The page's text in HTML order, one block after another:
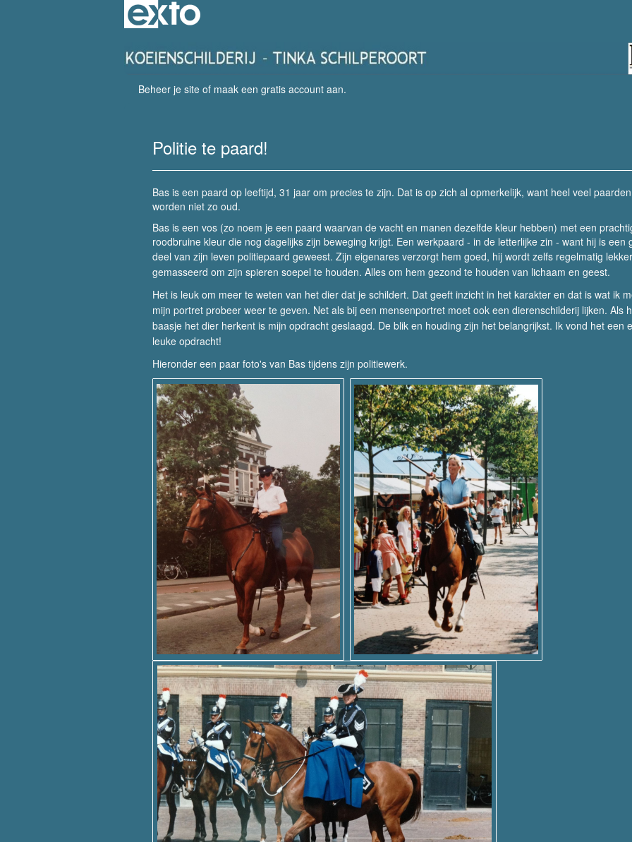
Beheer je site of maak een gratis account aan.
Politie te paard!
Bas is een paard op leeftijd, 31 jaar om precies te zijn. Dat is op zich al opmerkelijk, want heel veel paarden
worden niet zo oud.
Bas is een vos (zo noem je een paard waarvan de vacht en manen dezelfde kleur hebben) met een
roodbruine kleur die nog dagelijks zijn beweging krijgt. Een werkpaard - in de letterlijke zin - want hij is een
deel van zijn leven politiepaard geweest. Zijn eigenares verzorgt hem goed, hij wordt zelfs regelmatig lekker
gemasseerd om zijn spieren soepel te houden. Alles om hem gezond te houden van lichaam en geest.
Het is leuk om meer te weten van het dier dat je schildert. Dat geeft inzicht in het karakter en dat is wat ik
mijn portret probeer weer te geven. Net als bij een mensenportret moet ook een dierenschilderij lijken. Als
baasje het dier herkent is mijn opdracht geslaagd. De blik en houding zijn het belangrijkst. Ik vond het een
leuke opdracht!
Hieronder een paar foto's van Bas tijdens zijn politiewerk.